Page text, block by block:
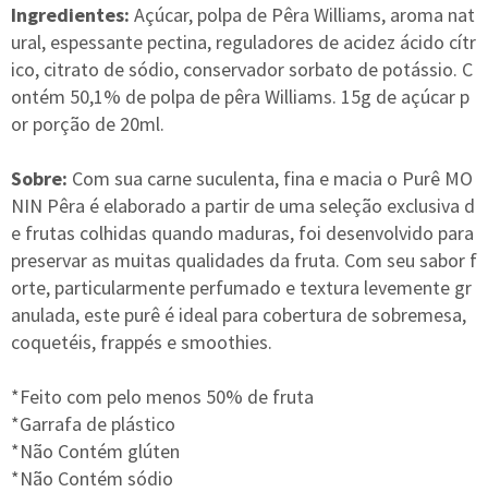
Ingredientes: Açúcar, polpa de Pêra Williams, aroma nat
ural, espessante pectina, reguladores de acidez ácido cítr
ico, citrato de sódio, conservador sorbato de potássio. C
ontém 50,1% de polpa de pêra Williams. 15g de açúcar p
or porção de 20ml.
Sobre: Com sua carne suculenta, fina e macia o Purê MO
NIN Pêra é elaborado a partir de uma seleção exclusiva d
e frutas colhidas quando maduras, foi desenvolvido para
preservar as muitas qualidades da fruta. Com seu sabor f
orte, particularmente perfumado e textura levemente gr
anulada, este purê é ideal para cobertura de sobremesa,
coquetéis, frappés e smoothies.
*Feito com pelo menos 50% de fruta
*Garrafa de plástico
*Não Contém glúten
*Não Contém sódio